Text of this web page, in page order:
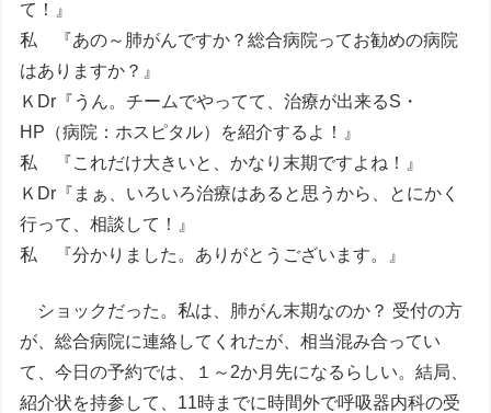
て！』
私 『あの～肺がんですか？総合病院ってお勧めの病院
はありますか？』
ＫDr『うん。チームでやってて、治療が出来るS・
HP（病院：ホスピタル）を紹介するよ！』
私 『これだけ大きいと、かなり末期ですよね！』
ＫDr『まぁ、いろいろ治療はあると思うから、とにかく
行って、相談して！』
私 『分かりました。ありがとうございます。』
ショックだった。私は、肺がん末期なのか？ 受付の方
が、総合病院に連絡してくれたが、相当混み合ってい
て、今日の予約では、１～2か月先になるらしい。結局、
紹介状を持参して、11時までに時間外で呼吸器内科の受